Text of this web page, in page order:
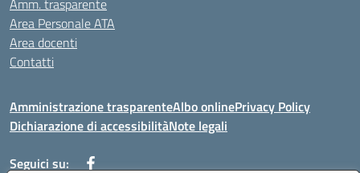
Amm. trasparente
Area Personale ATA
Area docenti
Contatti
Amministrazione trasparenteAlbo onlinePrivacy Policy
Dichiarazione di accessibilitàNote legali
Seguici su: